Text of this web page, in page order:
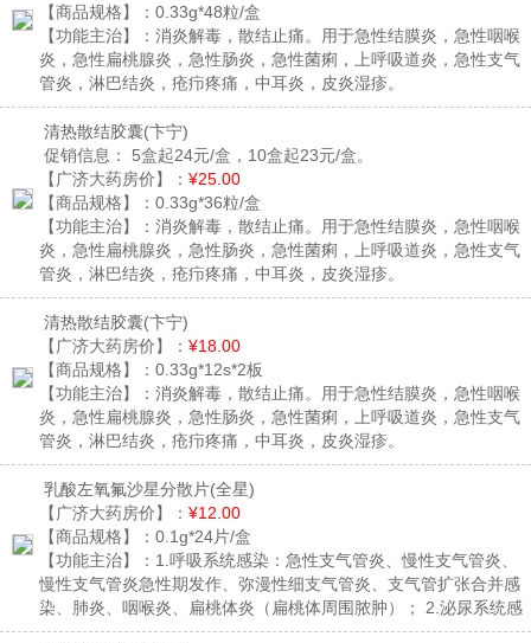
【商品规格】： 0.33g*48粒/盒
【功能主治】： 消炎解毒，散结止痛。用于急性结膜炎，急性咽喉
炎，急性扁桃腺炎，急性肠炎，急性菌痢，上呼吸道炎，急性支气
管炎，淋巴结炎，疮疖疼痛，中耳炎，皮炎湿疹。
清热散结胶囊(卞宁)
促销信息：
5盒起24元/盒，10盒起23元/盒。
【广济大药房价】： ¥25.00
【商品规格】： 0.33g*36粒/盒
【功能主治】： 消炎解毒，散结止痛。用于急性结膜炎，急性咽喉
炎，急性扁桃腺炎，急性肠炎，急性菌痢，上呼吸道炎，急性支气
管炎，淋巴结炎，疮疖疼痛，中耳炎，皮炎湿疹。
清热散结胶囊(卞宁)
【广济大药房价】： ¥18.00
【商品规格】： 0.33g*12s*2板
【功能主治】： 消炎解毒，散结止痛。用于急性结膜炎，急性咽喉
炎，急性扁桃腺炎，急性肠炎，急性菌痢，上呼吸道炎，急性支气
管炎，淋巴结炎，疮疖疼痛，中耳炎，皮炎湿疹。
乳酸左氧氟沙星分散片(全星)
【广济大药房价】： ¥12.00
【商品规格】： 0.1g*24片/盒
【功能主治】： 1.呼吸系统感染：急性支气管炎、慢性支气管炎、
慢性支气管炎急性期发作、弥漫性细支气管炎、支气管扩张合并感
染、肺炎、咽喉炎、扁桃体炎（扁桃体周围脓肿）； 2.泌尿系统感
染：肾盂肾炎、复杂性尿路感染等； 3.生殖系统感染：前列腺炎、